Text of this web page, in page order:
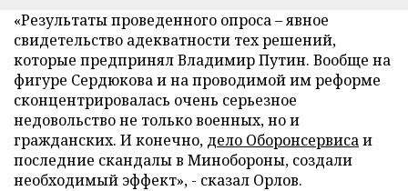
«Результаты проведенного опроса – явное
свидетельство адекватности тех решений,
которые предпринял Владимир Путин. Вообще на
фигуре Сердюкова и на проводимой им реформе
сконцентрировалась очень серьезное
недовольство не только военных, но и
гражданских. И конечно, дело Оборонсервисаи
последние скандалы в Минобороны, создали
необходимый эффект», - сказал Орлов.